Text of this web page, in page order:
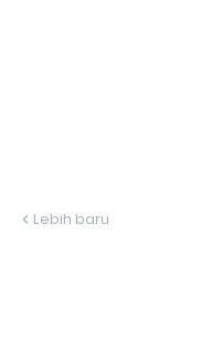
Lebih baru